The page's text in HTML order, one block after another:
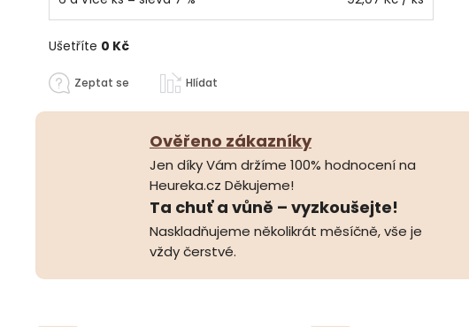
Ušetříte 0 Kč
Zeptat se Hlídat
Ověřeno zákazníky
Jen díky Vám držíme 100% hodnocení na
Heureka.cz Děkujeme!
Ta chuť a vůně – vyzkoušejte!
Naskladňujeme několikrát měsíčně, vše je
vždy čerstvé.